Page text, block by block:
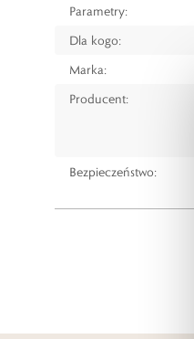
Parametry:
Dla kogo:
Marka:
Producent:
Bezpieczeństwo: